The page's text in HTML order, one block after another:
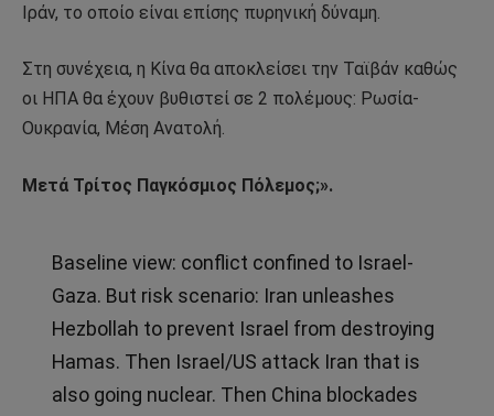
Ιράν, το οποίο είναι επίσης πυρηνική δύναμη.
Στη συνέχεια, η Κίνα θα αποκλείσει την Ταϊβάν καθώς
οι ΗΠΑ θα έχουν βυθιστεί σε 2 πολέμους: Ρωσία-
Ουκρανία, Μέση Ανατολή.
Μετά Τρίτος Παγκόσμιος Πόλεμος;».
Baseline view: conflict confined to Israel-
Gaza. But risk scenario: Iran unleashes
Hezbollah to prevent Israel from destroying
Hamas. Then Israel/US attack Iran that is
also going nuclear. Then China blockades